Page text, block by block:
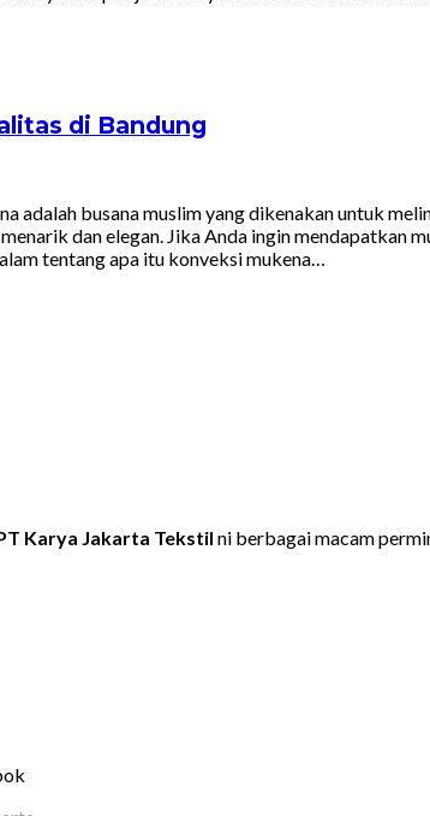
di Bandung
adalah busana muslim yang dikenakan untuk
dan elegan. Jika Anda ingin mendapatkan
tentang apa itu konveksi mukena…
Karya Jakarta Tekstil ni berbagai macam